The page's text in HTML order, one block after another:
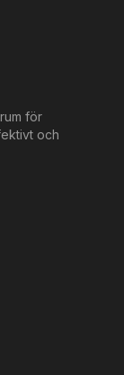
för
och